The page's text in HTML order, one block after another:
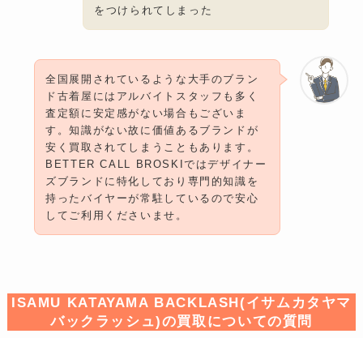
をつけられてしまった
全国展開されているような大手のブラン
ド古着屋にはアルバイトスタッフも多く
査定額に安定感がない場合もございま
す。知識がない故に価値あるブランドが
安く買取されてしまうこともあります。
BETTER CALL BROSKIではデザイナー
ズブランドに特化しており専門的知識を
持ったバイヤーが常駐しているので安心
してご利用くださいませ。
ISAMU KATAYAMA BACKLASH(イサムカタヤマ
バックラッシュ)の買取についての質問